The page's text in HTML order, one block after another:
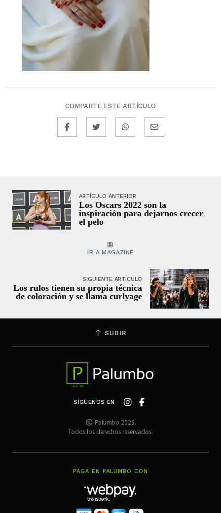
COMPARTE ESTE ARTÍCULO
ARTÍCULO ANTERIOR
Los Oscars 2022 son la
inspiración para dejarnos crecer
el pelo
IR A MAGAZINE
SIGUIENTE ARTÍCULO
Los rulos tienen su propia técnica
de coloración y se llama curlyage
SUBIR
SÍGUENOS EN
Palumbo 2026.
Todos los derechos reservados.
PAGA EN PALUMBO CON